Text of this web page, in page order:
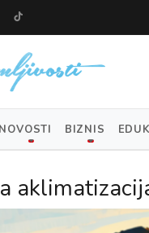
NOVOSTI BIZNIS